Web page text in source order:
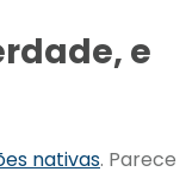
e
nativas. Parece